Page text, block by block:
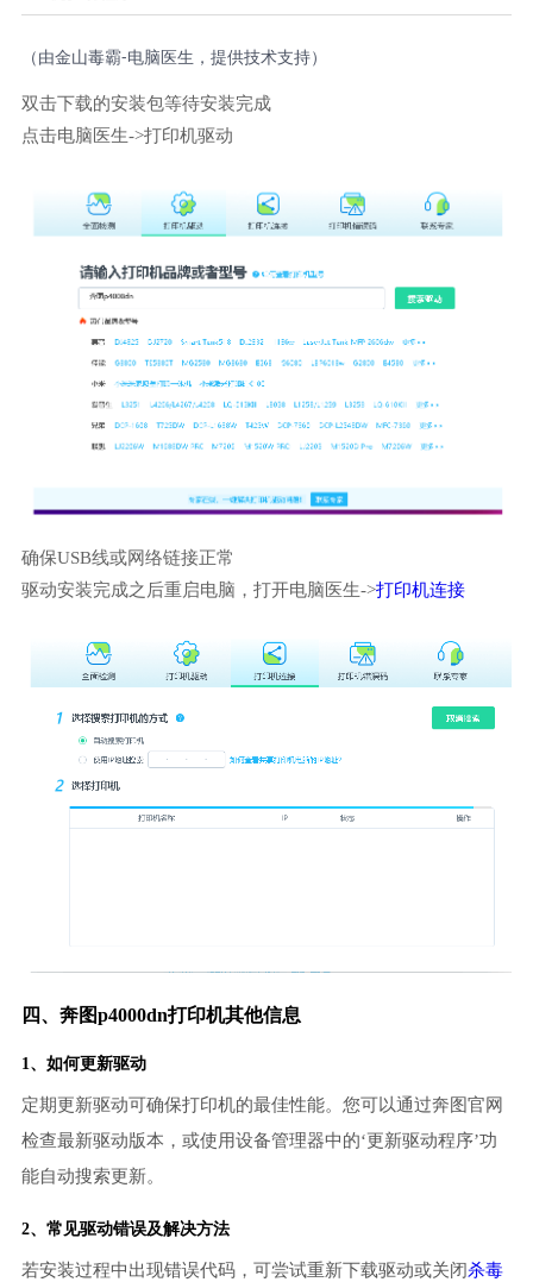
（由金山毒霸-电脑医生，提供技术支持）
双击下载的安装包等待安装完成
点击电脑医生->打印机驱动
确保USB线或网络链接正常
驱动安装完成之后重启电脑，打开电脑医生->打印机连接
四、奔图p4000dn打印机其他信息
1、如何更新驱动
定期更新驱动可确保打印机的最佳性能。您可以通过奔图官网
检查最新驱动版本，或使用设备管理器中的‘更新驱动程序’功
能自动搜索更新。
2、常见驱动错误及解决方法
若安装过程中出现错误代码，可尝试重新下载驱动或关闭杀毒